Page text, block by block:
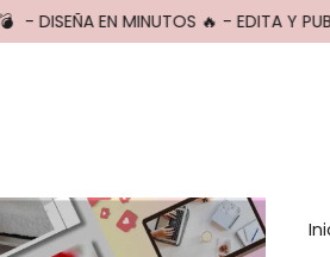
- DISEÑA EN MINUTOS 🔥 - EDITA Y